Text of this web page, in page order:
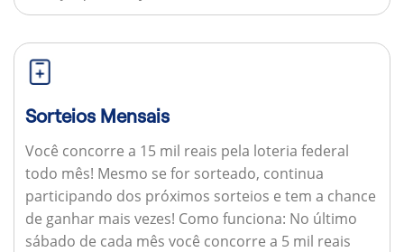
Sorteios Mensais
Você concorre a 15 mil reais pela loteria federal
todo mês! Mesmo se for sorteado, continua
participando dos próximos sorteios e tem a chance
de ganhar mais vezes! Como funciona: No último
sábado de cada mês você concorre a 5 mil reais